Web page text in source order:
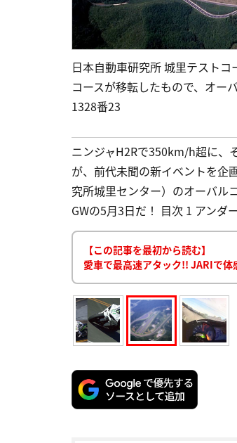
日本自動車研究所 城里テスト
コースが移転したもので、オー
1328番23
ニンジャH2Rで350km/h超に、
が、前代未聞の新イベントを企
究所城里センター）のオーバル
GWの5月3日だ！ 目次 1 アン
【この記事を最初から読む】
愛車で最高速アタック!! JARIで体